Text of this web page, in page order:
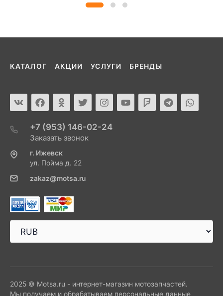
КАТАЛОГ АКЦИИ УСЛУГИ БРЕНДЫ
+7 (953) 146-02-24
Заказать звонок
г. Ижевск
ул. Пойма д. 22
zakaz@motsa.ru
2025 © Motsa.ru - интернет-магазин мотозапчастей.
Мы получаем и обрабатываем персональные данные